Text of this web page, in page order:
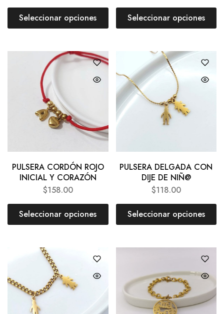
Seleccionar opciones Seleccionar opciones
PULSERA CORDÓN ROJO
INICIAL Y CORAZÓN
$158.00
Seleccionar opciones
PULSERA DELGADA CON
DIJE DE NIÑ@
$118.00
Seleccionar opciones